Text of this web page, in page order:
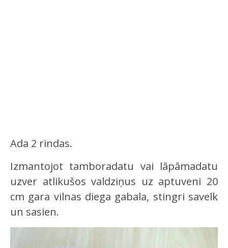
Ada 2 rindas.
Izmantojot tamboradatu vai lāpāmadatu
uzver atlikušos valdziņus uz aptuveni 20
cm gara vilnas diega gabala, stingri savelk
un sasien.